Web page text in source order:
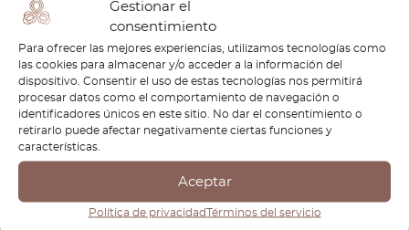
Gestionar el
consentimiento
Para ofrecer las mejores experiencias, utilizamos tecnologías como
las cookies para almacenar y/o acceder a la información del
dispositivo. Consentir el uso de estas tecnologías nos permitirá
procesar datos como el comportamiento de navegación o
identificadores únicos en este sitio. No dar el consentimiento o
retirarlo puede afectar negativamente ciertas funciones y
características.
Aceptar
Política de privacidadTérminos del servicio
excepcionales. Nuestro compromiso con la excelencia
significa que puedes confiar en nuestros productos para
mantener el rendimiento y la integridad de tu Bentley,
permitiéndote disfrutar de sus características de lujo
durante muchos años. Conduce con confianza, sabiendo
que tu vehículo está equipado con los mejores
hoy mismo!